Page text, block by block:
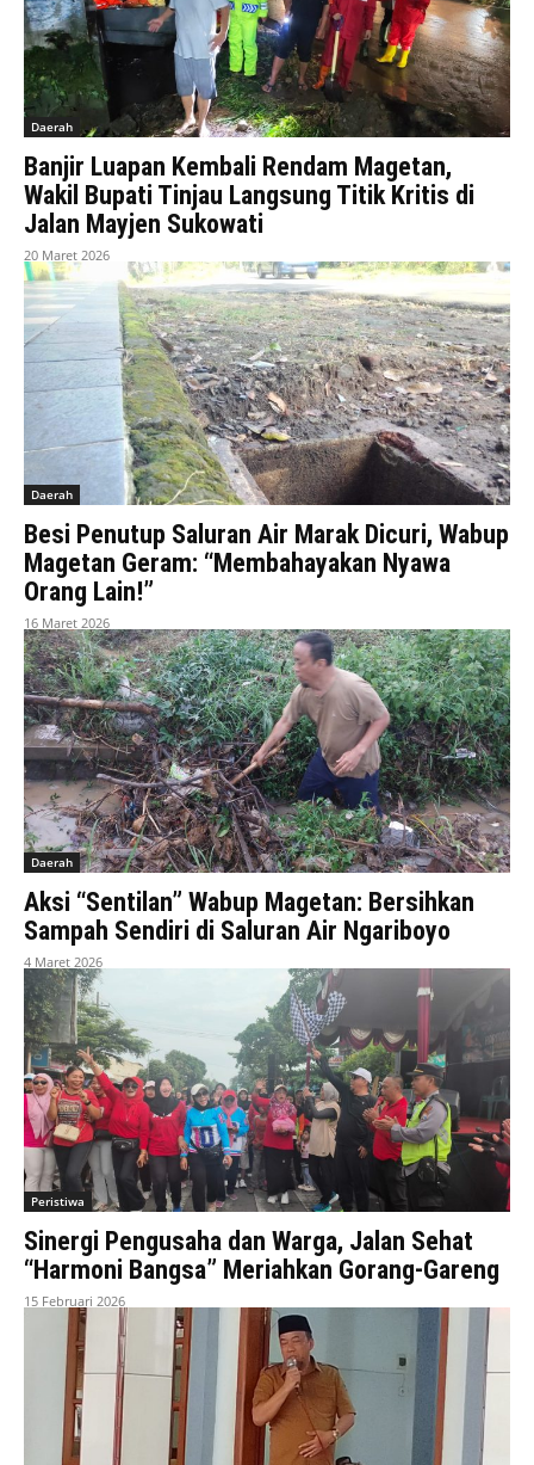
Daerah
Banjir Luapan Kembali Rendam Magetan,
Wakil Bupati Tinjau Langsung Titik Kritis di
Jalan Mayjen Sukowati
20 Maret 2026
Daerah
Besi Penutup Saluran Air Marak Dicuri, Wabup
Magetan Geram: “Membahayakan Nyawa
Orang Lain!”
16 Maret 2026
Daerah
Aksi “Sentilan” Wabup Magetan: Bersihkan
Sampah Sendiri di Saluran Air Ngariboyo
4 Maret 2026
Peristiwa
Sinergi Pengusaha dan Warga, Jalan Sehat
“Harmoni Bangsa” Meriahkan Gorang-Gareng
15 Februari 2026